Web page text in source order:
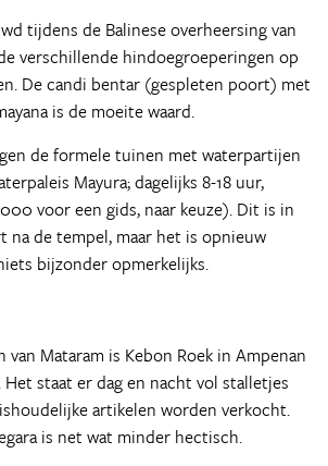
tijdens de Balinese overheersing van
verschillende hindoegroeperingen op
De candi bentar (gespleten poort) met
is de moeite waard.
de formele tuinen met waterpartijen
Mayura; dagelijks 8-18 uur,
voor een gids, naar keuze). Dit is in
na de tempel, maar het is opnieuw
bijzonder opmerkelijks.
van Mataram is Kebon Roek in Ampenan
staat er dag en nacht vol stalletjes
artikelen worden verkocht.
is net wat minder hectisch.